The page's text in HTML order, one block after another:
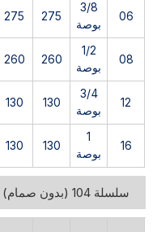
06
3/8
بوصة
275
275
08
1/2
بوصة
260
260
12
3/4
بوصة
130
130
16
1
بوصة
130
130
سلسلة 104 (بدون صمام)